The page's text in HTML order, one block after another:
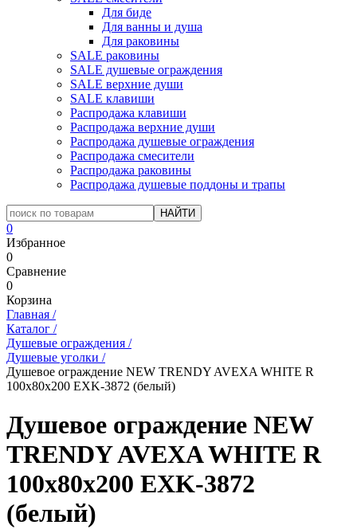
Для биде
Для ванны и душа
Для раковины
SALE раковины
SALE душевые ограждения
SALE верхние души
SALE клавиши
Распродажа клавиши
Распродажа верхние души
Распродажа душевые ограждения
Распродажа смесители
Распродажа раковины
Распродажа душевые поддоны и трапы
0
Избранное
0
Сравнение
0
Корзина
Главная /
Каталог /
Душевые ограждения /
Душевые уголки /
Душевое ограждение NEW TRENDY AVEXA WHITE R
100x80x200 EXK-3872 (белый)
Душевое ограждение NEW
TRENDY AVEXA WHITE R
100x80x200 EXK-3872
(белый)